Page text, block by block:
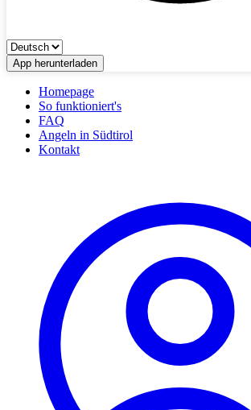
App herunterladen
Homepage
So funktioniert's
FAQ
Angeln in Südtirol
Kontakt